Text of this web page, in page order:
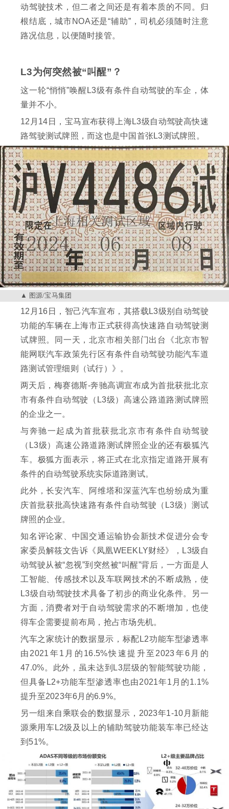
动驾驶技术，但二者之间还是有着本质的不同。归
根结底，城市NOA还是“辅助”，司机必须随时注意
路况信息，以便随时接管。
L3为何突然被“叫醒”？
这一轮“悄悄”唤醒L3级有条件自动驾驶的车企，体
量并不小。
12月14日，宝马宣布获得上海L3级自动驾驶高快速
路驾驶测试牌照，而这也是中国首张L3测试牌照。
图源/宝马集团
12月16日，智己汽车宣布，其搭载L3级别自动驾驶
功能的车辆在上海市正式获得高快速路自动驾驶测
试牌照。同一天，北京市相关部门出台《北京市智
能网联汽车政策先行区有条件自动驾驶功能汽车道
路测试管理细则（试行）》。
两天后，梅赛德斯-奔驰高调宣布成为首批获批北京
市有条件自动驾驶（L3级）高速公路道路测试牌照
的企业之一。
与奔驰一起成为首批获批北京市有条件自动驾驶
（L3级）高速公路道路测试牌照企业的还有极狐汽
车。极狐方面表示，将正式在北京指定道路开展有
条件的自动驾驶系统实际道路测试。
此外，长安汽车、阿维塔和深蓝汽车也纷纷成为重
庆首批获批高快速路有条件自动驾驶（L3级）测试
牌照的企业。
知名评论家、中国交通运输协会新技术促进分会专
家委员解筱文告诉《凤凰WEEKLY财经》，L3级自
动驾驶从被“忽视”到突然被“叫醒”背后，一方面是人
工智能、传感技术以及车联网技术的不断成熟，使
L3级自动驾驶技术具备了初步的商业化条件。另一
方面，消费者对于自动驾驶需求的不断增加，也使
得车企需要提前布局，抢占市场先机。
汽车之家统计的数据显示，标配L2功能车型渗透率
由2021年1月的16.5%快速提升至2023年6月的
47.0%。此外，虽未达到L3层级的智能驾驶功能，
但具备L2+功能车型渗透率也由2021年1月的1.1%
提升至2023年6月的6.9%。
另一组来自乘联会的数据显示，2023年1-10月新能
源乘用车L2级及以上的辅助驾驶功能装车率已经达
到51%。